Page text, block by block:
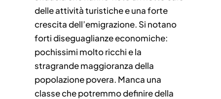
delle attività turistiche e una forte
crescita dell’emigrazione. Si notano
forti diseguaglianze economiche:
pochissimi molto ricchi e la
stragrande maggioranza della
popolazione povera. Manca una
classe che potremmo definire della